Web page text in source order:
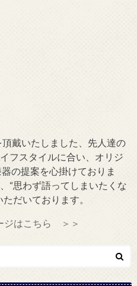
戴いたしました、先人達の
フスタイルに合い、オリジ
の提案を心掛けておりま
“思わず語ってしまいたくな
だいております。
ジはこちら ＞＞